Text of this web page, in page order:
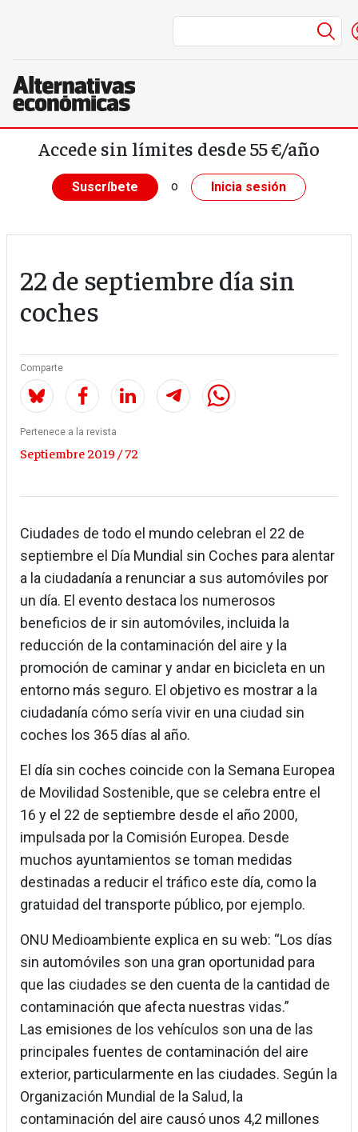
Pasar al contenido principal
Accede sin límites desde 55 €/año
Suscríbete o Inicia sesión
22 de septiembre día sin
coches
Comparte
Pertenece a la revista
Septiembre 2019 / 72
Ciudades de todo el mundo celebran el 22 de
septiembre el Día Mundial sin Coches para alentar
a la ciudadanía a renunciar a sus automóviles por
un día. El evento destaca los numerosos
beneficios de ir sin automóviles, incluida la
reducción de la contaminación del aire y la
promoción de caminar y andar en bicicleta en un
entorno más seguro. El objetivo es mostrar a la
ciudadanía cómo sería vivir en una ciudad sin
coches los 365 días al año.
El día sin coches coincide con la Semana Europea
de Movilidad Sostenible, que se celebra entre el
16 y el 22 de septiembre desde el año 2000,
impulsada por la Comisión Europea. Desde
muchos ayuntamientos se toman medidas
destinadas a reducir el tráfico este día, como la
gratuidad del transporte público, por ejemplo.
ONU Medioambiente explica en su web: “Los días
sin automóviles son una gran oportunidad para
que las ciudades se den cuenta de la cantidad de
contaminación que afecta nuestras vidas.”
Las emisiones de los vehículos son una de las
principales fuentes de contaminación del aire
exterior, particularmente en las ciudades. Según la
Organización Mundial de la Salud, la
contaminación del aire causó unos 4,2 millones